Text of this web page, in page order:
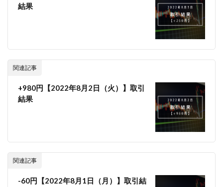
結果
関連記事
+980円【2022年8月2日（火）】取引
結果
関連記事
-60円【2022年8月1日（月）】取引結